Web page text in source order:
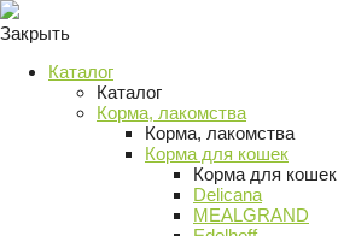
Закрыть
Каталог
Каталог
Корма, лакомства
Корма, лакомства
Корма для кошек
Корма для кошек
Delicana
MEALGRAND